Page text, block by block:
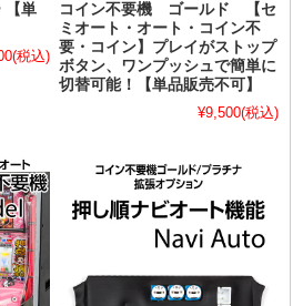
【単
(税込)
コイン不要機 ゴールド 【セ
ミオート・オート・コイン不
要・コイン】プレイがストップ
ボタン、ワンプッシュで簡単に
切替可能！【単品販売不可】
¥9,500(税込)